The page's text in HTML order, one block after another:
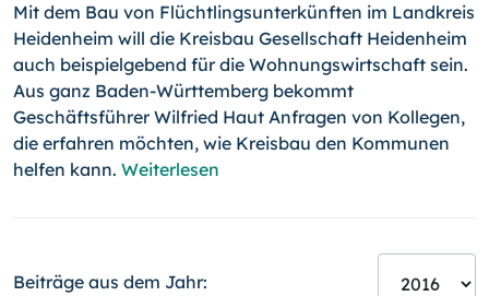
Mit dem Bau von Flüchtlingsunterkünften im Landkreis
Heidenheim will die Kreisbau Gesellschaft Heidenheim
auch beispielgebend für die Woh­nungs­wirtschaft sein.
Aus ganz Baden-Württemberg bekommt
Geschäftsführer Wilfried Haut Anfragen von Kollegen,
die erfahren möchten, wie Kreisbau den Kommunen
helfen kann. Weiterlesen
Beiträge aus dem Jahr: